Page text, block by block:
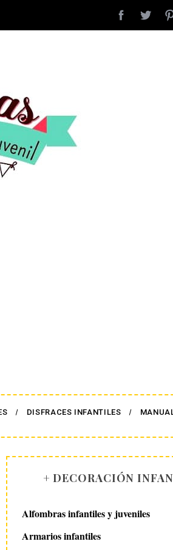
DISFRACES INFANTILES
+ DECORACIÓN
Alfombras infantiles y juveniles
Armarios infantiles